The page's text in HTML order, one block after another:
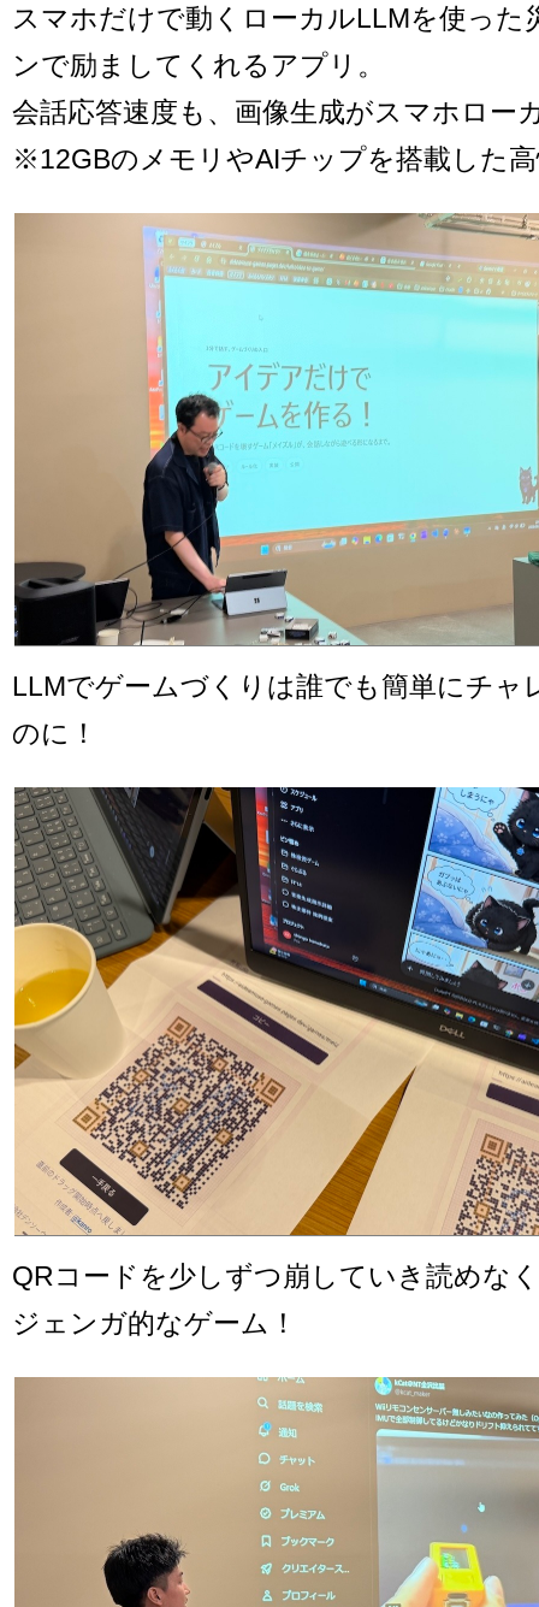
スマホだけで動くローカルLLMを使った
ンで励ましてくれるアプリ。
会話応答速度も、画像生成がスマホロー
※12GBのメモリやAIチップを搭載した
LLMでゲームづくりは誰でも簡単にチャ
のに！
QRコードを少しずつ崩していき読めな
ジェンガ的なゲーム！